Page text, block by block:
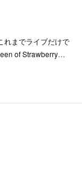
れまでライブだけで
of Strawberry…